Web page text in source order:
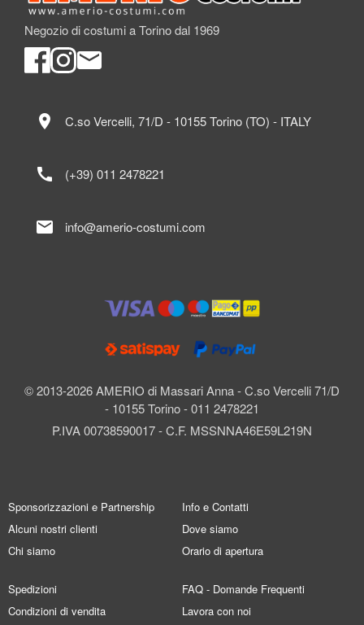
Negozio di costumi a Torino dal 1969
© 2013-2026 AMERIO di Massari Anna - C.so Vercelli 71/D
- 10155 Torino - 011 2478221
P.IVA 00738590017 - C.F. MSSNNA46E59L219N
location_on C.so Vercelli, 71/D - 10155 Torino (TO) - ITALY
call (+39) 011 2478221
mail info@amerio-costumi.com
Sponsorizzazioni e Partnership
Alcuni nostri clienti
Chi siamo
Info e Contatti
Dove siamo
Orario di apertura
Spedizioni
Condizioni di vendita
FAQ - Domande Frequenti
Lavora con noi